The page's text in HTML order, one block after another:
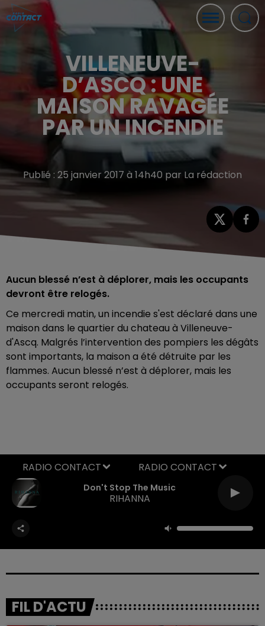
VILLENEUVE-
D’ASCQ : UNE
MAISON RAVAGÉE
PAR UN INCENDIE
Publié : 25 janvier 2017 à 14h40 par La rédaction
Aucun blessé n’est à déplorer, mais les occupants
devront être relogés.
Ce mercredi matin, un incendie s'est déclaré dans une
maison dans le quartier du chateau à Villeneuve-
d'Ascq. Malgrés l’intervention des pompiers les dégâts
sont importants, la maison a été détruite par les
flammes. Aucun blessé n’est à déplorer, mais les
occupants seront relogés.
Don't Stop The Music
RIHANNA
RADIO CONTACT
FIL D'ACTU